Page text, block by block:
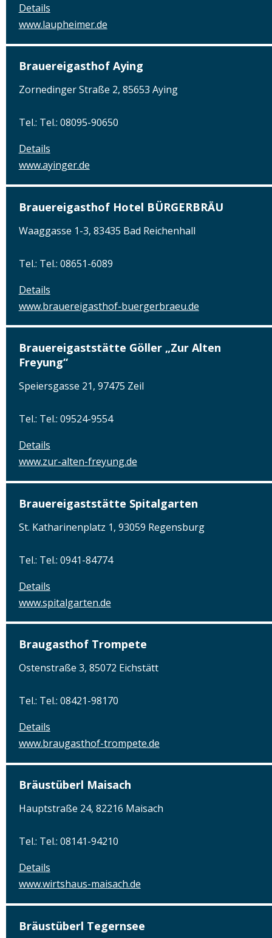
Details
www.laupheimer.de
Brauereigasthof Aying
Zornedinger Straße 2, 85653 Aying
Tel.: Tel.: 08095-90650
Details
www.ayinger.de
Brauereigasthof Hotel BÜRGERBRÄU
Waaggasse 1-3, 83435 Bad Reichenhall
Tel.: Tel.: 08651-6089
Details
www.brauereigasthof-buergerbraeu.de
Brauereigaststätte Göller „Zur Alten
Freyung“
Speiersgasse 21, 97475 Zeil
Tel.: Tel.: 09524-9554
Details
www.zur-alten-freyung.de
Brauereigaststätte Spitalgarten
St. Katharinenplatz 1, 93059 Regensburg
Tel.: Tel.: 0941-84774
Details
www.spitalgarten.de
Braugasthof Trompete
Ostenstraße 3, 85072 Eichstätt
Tel.: Tel.: 08421-98170
Details
www.braugasthof-trompete.de
Bräustüberl Maisach
Hauptstraße 24, 82216 Maisach
Tel.: Tel.: 08141-94210
Details
www.wirtshaus-maisach.de
Bräustüberl Tegernsee